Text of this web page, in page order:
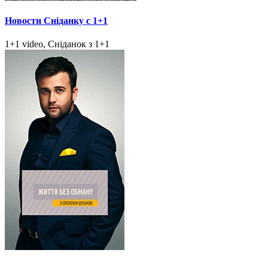
Новости Сніданку с 1+1
1+1 video, Сніданок з 1+1